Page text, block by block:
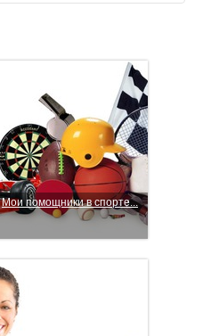
Мои помощники в спорте...